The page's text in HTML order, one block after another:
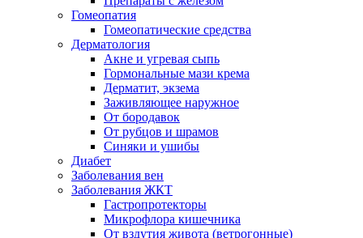
Гомеопатия
Гомеопатические средства
Дерматология
Акне и угревая сыпь
Гормональные мази крема
Дерматит, экзема
Заживляющее наружное
От бородавок
От рубцов и шрамов
Синяки и ушибы
Диабет
Заболевания вен
Заболевания ЖКТ
Гастропротекторы
Микрофлора кишечника
От вздутия живота (ветрогонные)